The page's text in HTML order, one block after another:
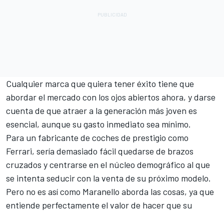
Cualquier marca que quiera tener éxito tiene que
abordar el mercado con los ojos abiertos ahora, y darse
cuenta de que atraer a la generación más joven es
esencial, aunque su gasto inmediato sea mínimo.
Para un fabricante de coches de prestigio como
Ferrari, sería demasiado fácil quedarse de brazos
cruzados y centrarse en el núcleo demográfico al que
se intenta seducir con la venta de su próximo modelo.
Pero no es así como Maranello aborda las cosas, ya que
entiende perfectamente el valor de hacer que su